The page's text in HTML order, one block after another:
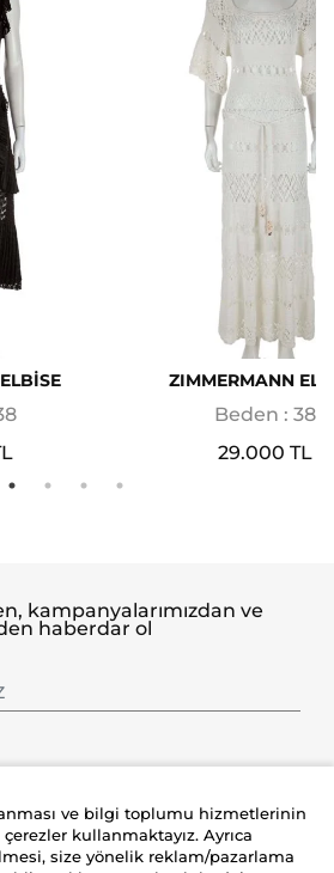
ZIMMERMANN
Beden : 38
29.000 TL
kampanyalarımızdan ve
haberdar ol
ve bilgi toplumu hizmetlerinin
kullanmaktayız. Ayrıca
size yönelik reklam/pazarlama